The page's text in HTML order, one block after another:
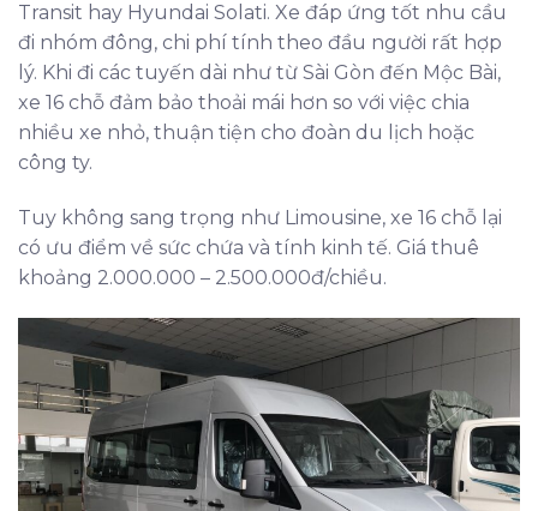
Transit hay Hyundai Solati. Xe đáp ứng tốt nhu cầu
đi nhóm đông, chi phí tính theo đầu người rất hợp
lý. Khi đi các tuyến dài như từ Sài Gòn đến Mộc Bài,
xe 16 chỗ đảm bảo thoải mái hơn so với việc chia
nhiều xe nhỏ, thuận tiện cho đoàn du lịch hoặc
công ty.
Tuy không sang trọng như Limousine, xe 16 chỗ lại
có ưu điểm về sức chứa và tính kinh tế. Giá thuê
khoảng 2.000.000 – 2.500.000đ/chiều.